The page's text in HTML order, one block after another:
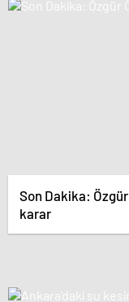
Son Dakika: Özgür
karar